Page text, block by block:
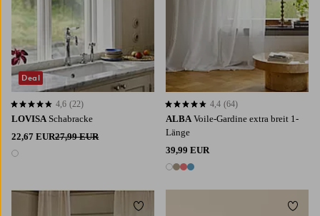
LOVISA Schabracke
22,67 EUR27,99 EUR
1 Farbe
4,6 basierend auf 22 Bewertungen
4,6 (22)
Deal
ALBA Voile-Gardine extra breit 1-
Länge
39,99 EUR
4 Farben
4,4 basierend auf 64 Bewertungen
4,4 (64)
Zu Favoriten hinzufügen Zu